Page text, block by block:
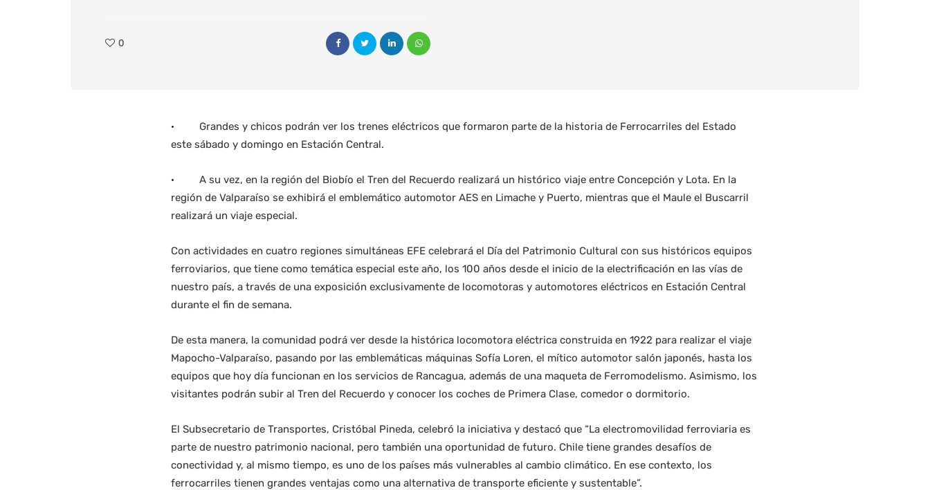
0
· Grandes y chicos podrán ver los trenes eléctricos que formaron parte de la historia de Ferrocarriles del Estado
este sábado y domingo en Estación Central.
· A su vez, en la región del Biobío el Tren del Recuerdo realizará un histórico viaje entre Concepción y Lota. En la
región de Valparaíso se exhibirá el emblemático automotor AES en Limache y Puerto, mientras que el Maule el Buscarril
realizará un viaje especial.
Con actividades en cuatro regiones simultáneas EFE celebrará el Día del Patrimonio Cultural con sus históricos equipos
ferroviarios, que tiene como temática especial este año, los 100 años desde el inicio de la electrificación en las vías de
nuestro país, a través de una exposición exclusivamente de locomotoras y automotores eléctricos en Estación Central
durante el fin de semana.
De esta manera, la comunidad podrá ver desde la histórica locomotora eléctrica construida en 1922 para realizar el viaje
Mapocho-Valparaíso, pasando por las emblemáticas máquinas Sofía Loren, el mítico automotor salón japonés, hasta los
equipos que hoy día funcionan en los servicios de Rancagua, además de una maqueta de Ferromodelismo. Asimismo, los
visitantes podrán subir al Tren del Recuerdo y conocer los coches de Primera Clase, comedor o dormitorio.
El Subsecretario de Transportes, Cristóbal Pineda, celebró la iniciativa y destacó que “La electromovilidad ferroviaria es
parte de nuestro patrimonio nacional, pero también una oportunidad de futuro. Chile tiene grandes desafíos de
conectividad y, al mismo tiempo, es uno de los países más vulnerables al cambio climático. En ese contexto, los
ferrocarriles tienen grandes ventajas como una alternativa de transporte eficiente y sustentable”.